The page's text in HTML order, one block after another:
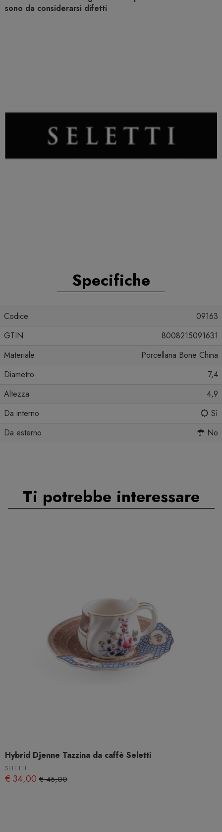
sono da considerarsi difetti
Specifiche
Codice
09163
GTIN
8008215091631
Materiale
Porcellana Bone China
Diametro
7,4
Altezza
4,9
Da interno
Sì
Da esterno
No
Ti potrebbe interessare
Hybrid Djenne Tazzina da caffè Seletti
SELETTI
€ 34,00 € 45,00